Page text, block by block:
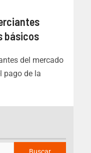
básicos
del mercado
pago de la